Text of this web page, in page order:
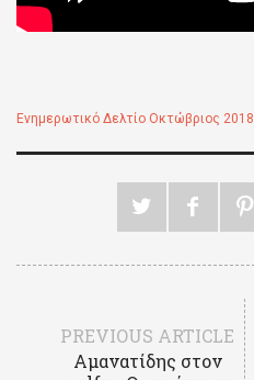
Ενημερωτικό Δελτίο Οκτώβριος 2018
PREVIOUS ARTICLE
Αμανατίδης στον